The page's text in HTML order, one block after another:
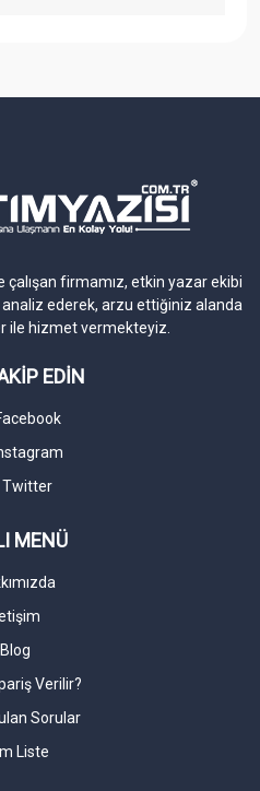
çalışan firmamız, etkin yazar ekibi
ederek, arzu ettiğiniz alanda
ile hizmet vermekteyiz.
EDİN
Twitter
MENÜ
Blog
Verilir?
Sorular
Liste